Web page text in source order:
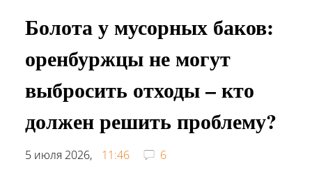
Болота у мусорных баков:
оренбуржцы не могут
выбросить отходы – кто
должен решить проблему?
5 июля 2026, 11:46
6